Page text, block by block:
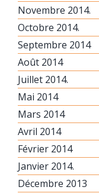
Novembre 2014.
Octobre 2014.
Septembre 2014
Août 2014
Juillet 2014.
Mai 2014
Mars 2014
Avril 2014
Février 2014
Janvier 2014.
Décembre 2013